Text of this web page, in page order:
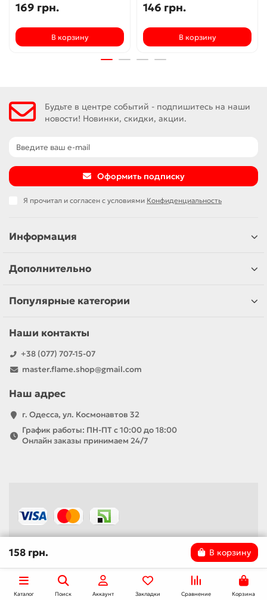
169 грн.
В корзину
146 грн.
В корзину
Будьте в центре событий - подпишитесь на наши
новости! Новинки, скидки, акции.
Оформить подписку
Я прочитал и согласен с условиями Конфиденциальность
Информация
Дополнительно
Популярные категории
Наши контакты
+38 (077) 707-15-07
master.flame.shop@gmail.com
Наш адрес
г. Одесса, ул. Космонавтов 32
График работы: ПН-ПТ с 10:00 до 18:00
Онлайн заказы принимаем 24/7
158 грн. В корзину
Каталог Поиск Аккаунт Закладки Сравнение Корзина